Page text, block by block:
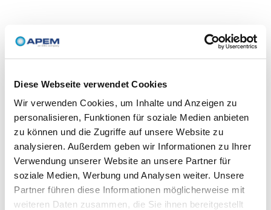
Diese Webseite verwendet Cookies
Wir verwenden Cookies, um Inhalte und Anzeigen zu
personalisieren, Funktionen für soziale Medien anbieten
zu können und die Zugriffe auf unsere Website zu
analysieren. Außerdem geben wir Informationen zu Ihrer
Verwendung unserer Website an unsere Partner für
soziale Medien, Werbung und Analysen weiter. Unsere
Partner führen diese Informationen möglicherweise mit
weiteren Daten zusammen, die Sie ihnen bereitgestellt